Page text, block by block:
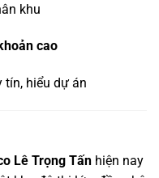
khu
cao
tín, hiểu dự án
Lê Trọng Tấn hiện nay